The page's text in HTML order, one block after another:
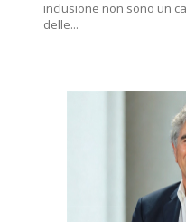
inclusione non sono un
delle...